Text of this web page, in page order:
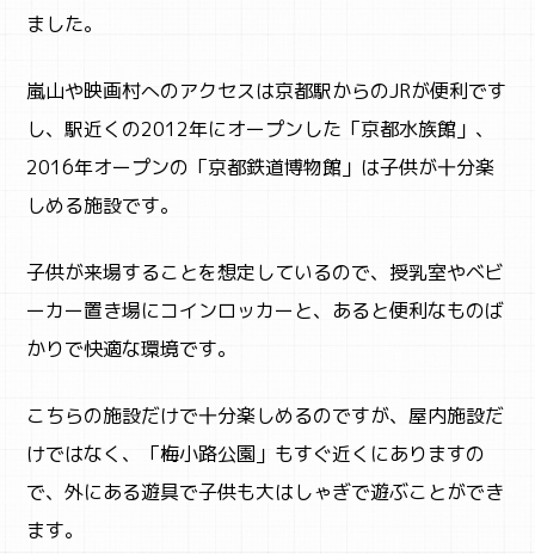
ました。
嵐山や映画村へのアクセスは京都駅からのJRが便利です
し、駅近くの2012年にオープンした「京都水族館」、
2016年オープンの「京都鉄道博物館」は子供が十分楽
しめる施設です。
子供が来場することを想定しているので、授乳室やベビ
ーカー置き場にコインロッカーと、あると便利なものば
かりで快適な環境です。
こちらの施設だけで十分楽しめるのですが、屋内施設だ
けではなく、「梅小路公園」もすぐ近くにありますの
で、外にある遊具で子供も大はしゃぎで遊ぶことができ
ます。